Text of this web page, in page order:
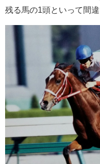
残る馬の1頭といって間違